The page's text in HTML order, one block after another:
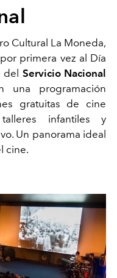
Cultural La Moneda,
primera vez al Día
Servicio Nacional
una programación
gratuitas de cine
infantiles y
Un panorama ideal
cine.